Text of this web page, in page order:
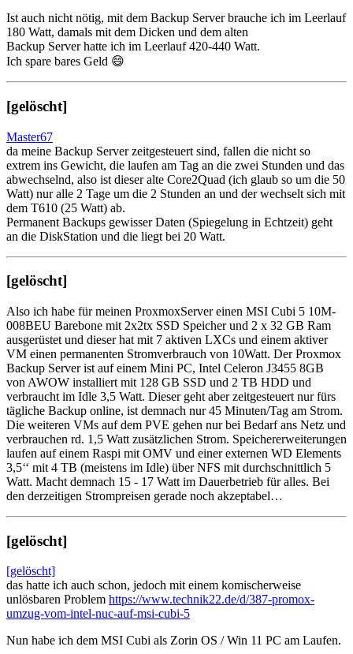
Ist auch nicht nötig, mit dem Backup Server brauche ich im Leerlauf
180 Watt, damals mit dem Dicken und dem alten
Backup Server hatte ich im Leerlauf 420-440 Watt.
Ich spare bares Geld 😄
[gelöscht]
Master67
da meine Backup Server zeitgesteuert sind, fallen die nicht so
extrem ins Gewicht, die laufen am Tag an die zwei Stunden und das
abwechselnd, also ist dieser alte Core2Quad (ich glaub so um die 50
Watt) nur alle 2 Tage um die 2 Stunden an und der wechselt sich mit
dem T610 (25 Watt) ab.
Permanent Backups gewisser Daten (Spiegelung in Echtzeit) geht
an die DiskStation und die liegt bei 20 Watt.
[gelöscht]
Also ich habe für meinen ProxmoxServer einen MSI Cubi 5 10M-
008BEU Barebone mit 2x2tx SSD Speicher und 2 x 32 GB Ram
ausgerüstet und dieser hat mit 7 aktiven LXCs und einem aktiver
VM einen permanenten Stromverbrauch von 10Watt. Der Proxmox
Backup Server ist auf einem Mini PC, Intel Celeron J3455 8GB
von AWOW installiert mit 128 GB SSD und 2 TB HDD und
verbraucht im Idle 3,5 Watt. Dieser geht aber zeitgesteuert nur fürs
tägliche Backup online, ist demnach nur 45 Minuten/Tag am Strom.
Die weiteren VMs auf dem PVE gehen nur bei Bedarf ans Netz und
verbrauchen rd. 1,5 Watt zusätzlichen Strom. Speichererweiterungen
laufen auf einem Raspi mit OMV und einer externen WD Elements
3,5‘‘ mit 4 TB (meistens im Idle) über NFS mit durchschnittlich 5
Watt. Macht demnach 15 - 17 Watt im Dauerbetrieb für alles. Bei
den derzeitigen Strompreisen gerade noch akzeptabel…
[gelöscht]
[gelöscht]
das hatte ich auch schon, jedoch mit einem komischerweise
unlösbaren Problem https://www.technik22.de/d/387-promox-
umzug-vom-intel-nuc-auf-msi-cubi-5
Nun habe ich dem MSI Cubi als Zorin OS / Win 11 PC am Laufen.